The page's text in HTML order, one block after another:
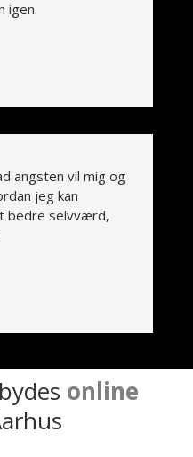
igen.
angsten vil mig og
jeg kan
bedre selvværd,
online